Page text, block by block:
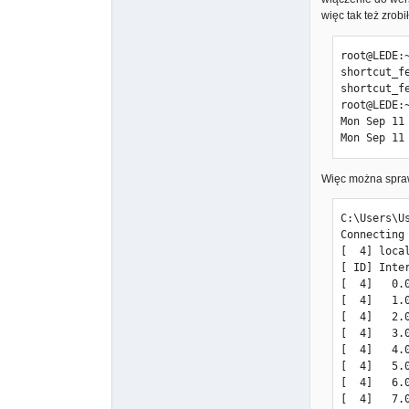
[  4]
[  4]
[  4]
- - - - -
[ ID]
[  4]
[  4]
iperf
[  4] local
[ ID]
[  4]
[  4]
[  4]
[  4]
[  4]
[  4]
[  4]
[  4]
[  4]
więc tak też
Mon Sep
Mon Sep
Więc można
[  4] local
[ ID]
[  4]
[  4]
[  4]
[  4]
[  4]
[  4]
[  4]
[  4]